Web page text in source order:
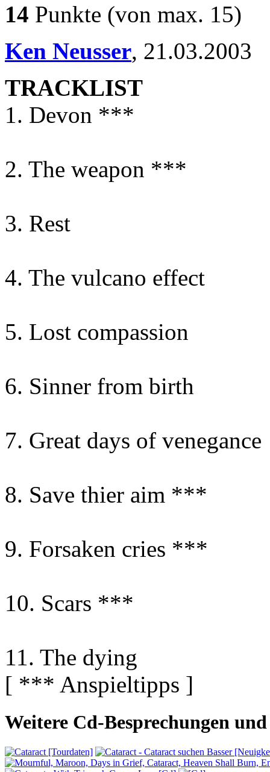
14 Punkte (von max. 15)
Ken Neusser, 21.03.2003
TRACKLIST
1. Devon ***
2. The weapon ***
3. Rest
4. The vulcano effect
5. Lost compassion
6. Sinner from birth
7. Great days of venegance
8. Save thier aim ***
9. Forsaken cries ***
10. Scars ***
11. The dying
[ *** Anspieltipps ]
Weitere Cd-Besprechungen